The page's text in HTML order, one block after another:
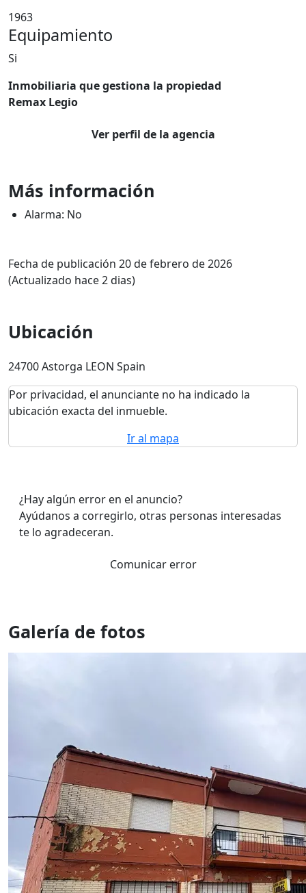
1963
Equipamiento
Si
Inmobiliaria que gestiona la propiedad
Remax Legio
Ver perfil de la agencia
Más información
Alarma: No
Fecha de publicación 20 de febrero de 2026
(Actualizado hace 2 dias)
Ubicación
24700 Astorga LEON Spain
Por privacidad, el anunciante no ha indicado la
ubicación exacta del inmueble.
Ir al mapa
¿Hay algún error en el anuncio?
Ayúdanos a corregirlo, otras personas interesadas
te lo agradeceran.
Comunicar error
Galería de fotos